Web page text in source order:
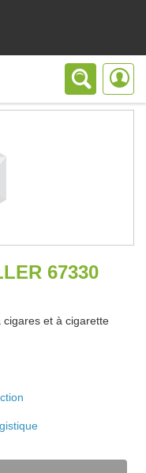
67330
et à cigarette